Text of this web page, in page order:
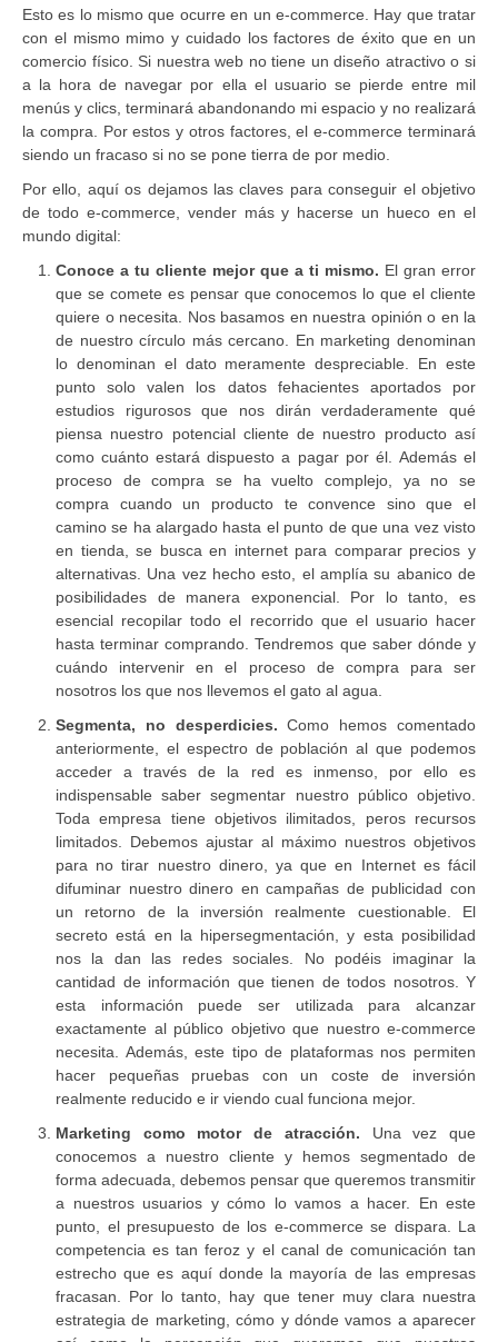
Esto es lo mismo que ocurre en un e-commerce. Hay que tratar
con el mismo mimo y cuidado los factores de éxito que en un
comercio físico. Si nuestra web no tiene un diseño atractivo o si
a la hora de navegar por ella el usuario se pierde entre mil
menús y clics, terminará abandonando mi espacio y no realizará
la compra. Por estos y otros factores, el e-commerce terminará
siendo un fracaso si no se pone tierra de por medio.
Por ello, aquí os dejamos las claves para conseguir el objetivo
de todo e-commerce, vender más y hacerse un hueco en el
mundo digital:
Conoce a tu cliente mejor que a ti mismo. El gran error
que se comete es pensar que conocemos lo que el cliente
quiere o necesita. Nos basamos en nuestra opinión o en la
de nuestro círculo más cercano. En marketing denominan
lo denominan el dato meramente despreciable. En este
punto solo valen los datos fehacientes aportados por
estudios rigurosos que nos dirán verdaderamente qué
piensa nuestro potencial cliente de nuestro producto así
como cuánto estará dispuesto a pagar por él. Además el
proceso de compra se ha vuelto complejo, ya no se
compra cuando un producto te convence sino que el
camino se ha alargado hasta el punto de que una vez visto
en tienda, se busca en internet para comparar precios y
alternativas. Una vez hecho esto, el amplía su abanico de
posibilidades de manera exponencial. Por lo tanto, es
esencial recopilar todo el recorrido que el usuario hacer
hasta terminar comprando. Tendremos que saber dónde y
cuándo intervenir en el proceso de compra para ser
nosotros los que nos llevemos el gato al agua.
Segmenta, no desperdicies. Como hemos comentado
anteriormente, el espectro de población al que podemos
acceder a través de la red es inmenso, por ello es
indispensable saber segmentar nuestro público objetivo.
Toda empresa tiene objetivos ilimitados, peros recursos
limitados. Debemos ajustar al máximo nuestros objetivos
para no tirar nuestro dinero, ya que en Internet es fácil
difuminar nuestro dinero en campañas de publicidad con
un retorno de la inversión realmente cuestionable. El
secreto está en la hipersegmentación, y esta posibilidad
nos la dan las redes sociales. No podéis imaginar la
cantidad de información que tienen de todos nosotros. Y
esta información puede ser utilizada para alcanzar
exactamente al público objetivo que nuestro e-commerce
necesita. Además, este tipo de plataformas nos permiten
hacer pequeñas pruebas con un coste de inversión
realmente reducido e ir viendo cual funciona mejor.
Marketing como motor de atracción. Una vez que
conocemos a nuestro cliente y hemos segmentado de
forma adecuada, debemos pensar que queremos transmitir
a nuestros usuarios y cómo lo vamos a hacer. En este
punto, el presupuesto de los e-commerce se dispara. La
competencia es tan feroz y el canal de comunicación tan
estrecho que es aquí donde la mayoría de las empresas
fracasan. Por lo tanto, hay que tener muy clara nuestra
estrategia de marketing, cómo y dónde vamos a aparecer